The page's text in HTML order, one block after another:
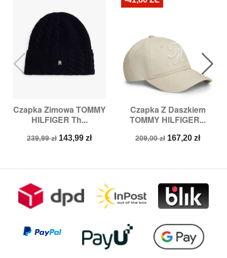
Czapka Zimowa TOMMY
HILFIGER Th...
Cena
239,99 zł Cena
143,99 zł
Czapka Z Daszkiem
TOMMY HILFIGER...
Cena
209,00 zł Cena
167,20 zł